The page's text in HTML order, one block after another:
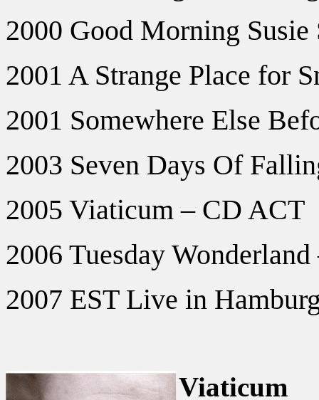
2000 Good Morning
2001 A Strange Place for
2001 Somewhere Else
2003 Seven Days Of
2005 Viaticum – CD ACT
2006 Tuesday
2007 EST Live in
Viaticum